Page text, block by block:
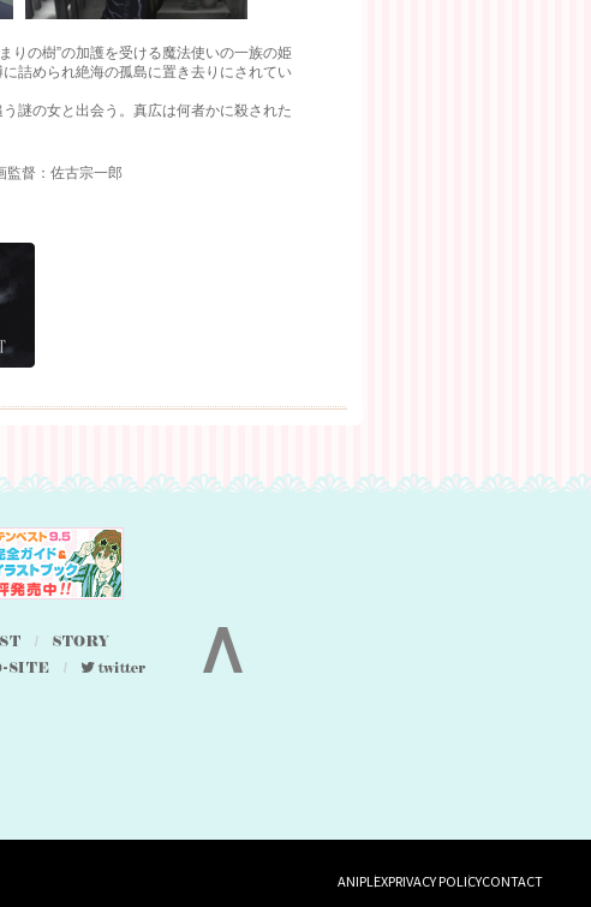
りの樹”の加護を受ける魔法使いの一族の姫
詰められ絶海の孤島に置き去りにされてい
謎の女と出会う。真広は何者かに殺された
督：佐古宗一郎
ANIPLEXPRIVACY POLICYCONTACT